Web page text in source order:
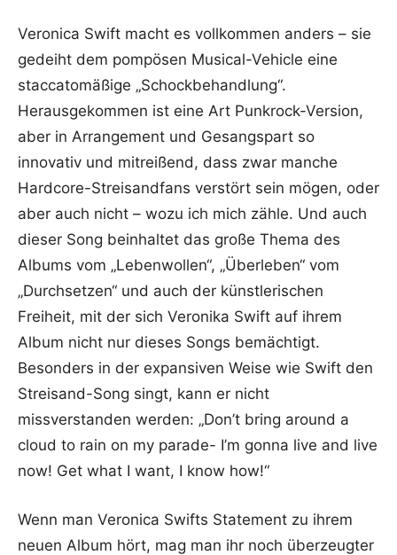
Veronica Swift macht es vollkommen anders – sie
gedeiht dem pompösen Musical-Vehicle eine
staccatomäßige „Schockbehandlung“.
Herausgekommen ist eine Art Punkrock-Version,
aber in Arrangement und Gesangspart so
innovativ und mitreißend, dass zwar manche
Hardcore-Streisandfans verstört sein mögen, oder
aber auch nicht – wozu ich mich zähle. Und auch
dieser Song beinhaltet das große Thema des
Albums vom „Lebenwollen“, „Überleben“ vom
„Durchsetzen“ und auch der künstlerischen
Freiheit, mit der sich Veronika Swift auf ihrem
Album nicht nur dieses Songs bemächtigt.
Besonders in der expansiven Weise wie Swift den
Streisand-Song singt, kann er nicht
missverstanden werden: „Don’t bring around a
cloud to rain on my parade- I’m gonna live and live
now! Get what I want, I know how!“
Wenn man Veronica Swifts Statement zu ihrem
neuen Album hört, mag man ihr noch überzeugter